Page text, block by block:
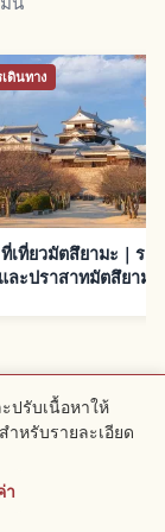
ดินทาง
เที่ยวมัตสึยามะ｜รอ
ละปราสาทมัตสึยามะ
ใกล้เคียง
ปรับเนื้อหาให้
สำหรับรายละเอียด
า